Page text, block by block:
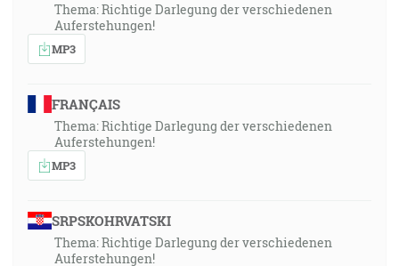
Thema: Richtige Darlegung der verschiedenen
Auferstehungen!
MP3
FRANÇAIS
Thema: Richtige Darlegung der verschiedenen
Auferstehungen!
MP3
SRPSKOHRVATSKI
Thema: Richtige Darlegung der verschiedenen
Auferstehungen!